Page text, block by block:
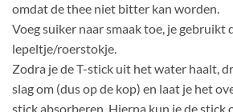
omdat de thee niet bitter kan worden.
Voeg suiker naar smaak toe, je gebruikt
lepeltje/roerstokje.
Zodra je de T-stick uit het water haalt,
slag om (dus op de kop) en laat je het
stick absorberen. Hierna kun je de stick